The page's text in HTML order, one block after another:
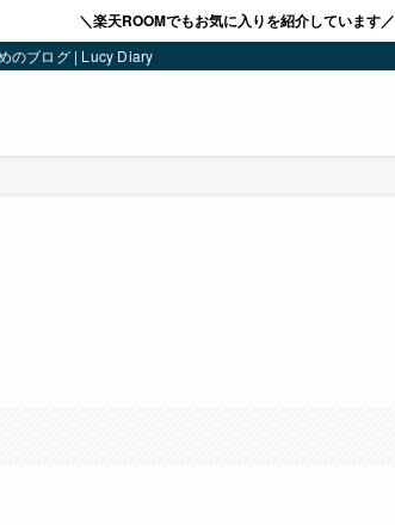
＼楽天ROOMでもお気に入りを紹介しています／
のブログ | Lucy Diary